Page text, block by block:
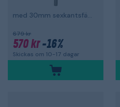
med 30mm sexkantsfäste
679 kr
570 kr-16%
Skickas om 10-17 dagar